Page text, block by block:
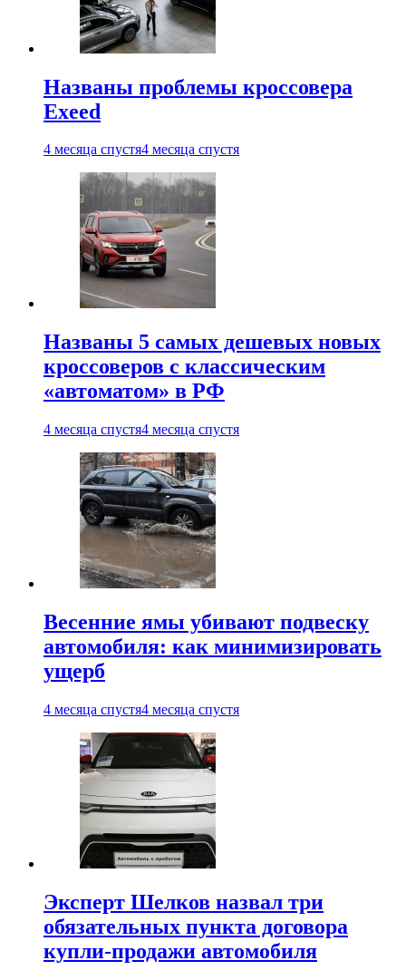
Названы проблемы кроссовера
Exeed
4 месяца спустя4 месяца спустя
Названы 5 самых дешевых новых
кроссоверов с классическим
«автоматом» в РФ
4 месяца спустя4 месяца спустя
Весенние ямы убивают подвеску
автомобиля: как минимизировать
ущерб
4 месяца спустя4 месяца спустя
Эксперт Шелков назвал три
обязательных пункта договора
купли-продажи автомобиля